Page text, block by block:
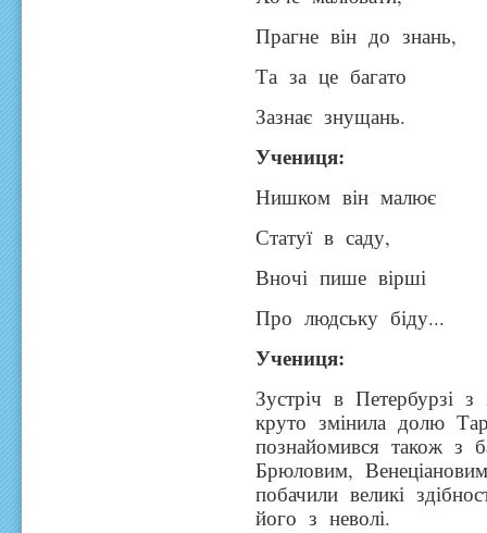
Прагне він до знань,
Та за це багато
Зазнає знущань.
Учениця:
Нишком він малює
Статуї в саду,
Вночі пише вірші
Про людську біду...
Учениця:
Зустріч в Петербурзі
круто змінила долю
познайомився також з
Брюловим,
побачили великі
його з неволі.